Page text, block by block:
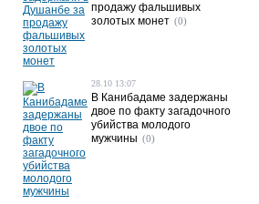
продажу фальшивых
золотых монет (0)
28.10 13:07
В Канибадаме задержаны
двое по факту загадочного
убийства молодого
мужчины (0)